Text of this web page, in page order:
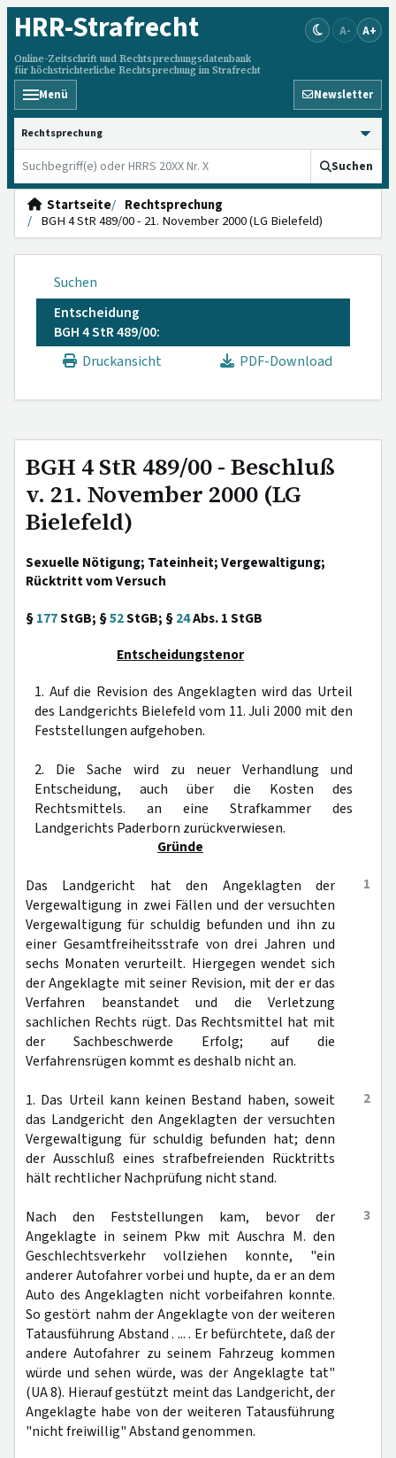
HRR-Strafrecht
Online-Zeitschrift und Rechtsprechungsdatenbank
für höchstrichterliche Rechtsprechung im Strafrecht
A- A+
Menü Newsletter
HRRS durchsuchen
Suchen
Startseite
Rechtsprechung
BGH 4 StR 489/00 - 21. November 2000 (LG Bielefeld)
Suchen
Entscheidung
BGH 4 StR 489/00:
Druckansicht
PDF-Download
BGH 4 StR 489/00 - Beschluß
v. 21. November 2000 (LG
Bielefeld)
Sexuelle Nötigung; Tateinheit; Vergewaltigung;
Rücktritt vom Versuch
§177StGB; §52StGB; §24Abs. 1 StGB
Entscheidungstenor
1. Auf die Revision des Angeklagten wird das Urteil
des Landgerichts Bielefeld vom 11. Juli 2000 mit den
Feststellungen aufgehoben.
2. Die Sache wird zu neuer Verhandlung und
Entscheidung, auch über die Kosten des
Rechtsmittels. an eine Strafkammer des
Landgerichts Paderborn zurückverwiesen.
Gründe
1
Das Landgericht hat den Angeklagten der
Vergewaltigung in zwei Fällen und der versuchten
Vergewaltigung für schuldig befunden und ihn zu
einer Gesamtfreiheitsstrafe von drei Jahren und
sechs Monaten verurteilt. Hiergegen wendet sich
der Angeklagte mit seiner Revision, mit der er das
Verfahren beanstandet und die Verletzung
sachlichen Rechts rügt. Das Rechtsmittel hat mit
der Sachbeschwerde Erfolg; auf die
Verfahrensrügen kommt es deshalb nicht an.
2
1. Das Urteil kann keinen Bestand haben, soweit
das Landgericht den Angeklagten der versuchten
Vergewaltigung für schuldig befunden hat; denn
der Ausschluß eines strafbefreienden Rücktritts
hält rechtlicher Nachprüfung nicht stand.
3
Nach den Feststellungen kam, bevor der
Angeklagte in seinem Pkw mit Auschra M. den
Geschlechtsverkehr vollziehen konnte, "ein
anderer Autofahrer vorbei und hupte, da er an dem
Auto des Angeklagten nicht vorbeifahren konnte.
So gestört nahm der Angeklagte von der weiteren
Tatausführung Abstand . ... . Er befürchtete, daß der
andere Autofahrer zu seinem Fahrzeug kommen
würde und sehen würde, was der Angeklagte tat"
(UA 8). Hierauf gestützt meint das Landgericht, der
Angeklagte habe von der weiteren Tatausführung
"nicht freiwillig" Abstand genommen.